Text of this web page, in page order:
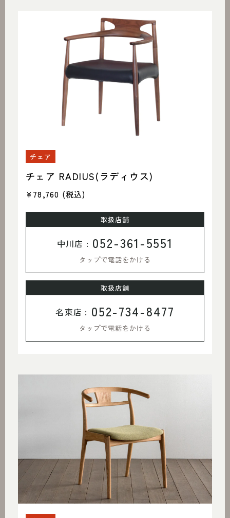
チェア
チェア RADIUS(ラディウス)
¥78,760 (税込)
取扱店舗
中川店 : 052-361-5551
タップで電話をかける
取扱店舗
名東店 : 052-734-8477
タップで電話をかける